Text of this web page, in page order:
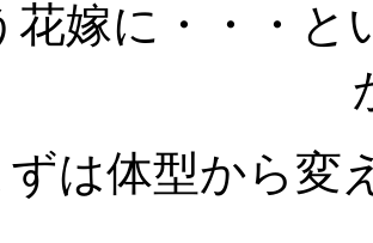
花嫁に・・・
は体型から変